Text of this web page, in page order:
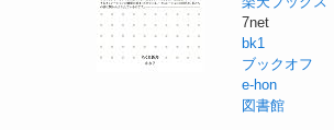
7net
bk1
ブックオフ
e-hon
図書館